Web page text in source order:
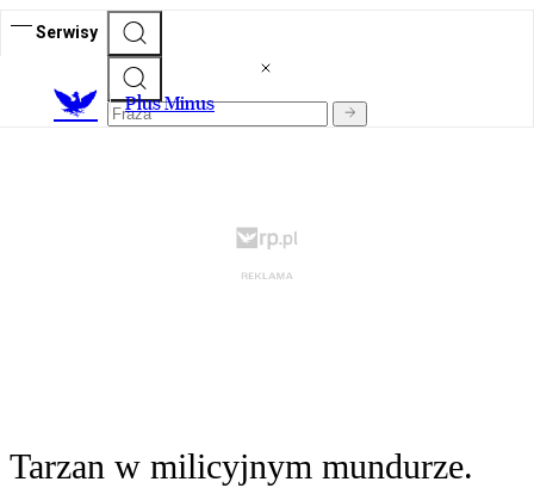
Serwisy
Plus Minus
Tarzan w milicyjnym mundurze.